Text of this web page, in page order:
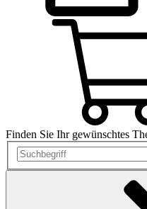
Finden Sie Ihr gewünschtes